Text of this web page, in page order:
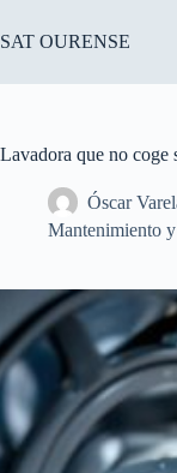
al
contenido
SAT OURENSE
Lavadora que no coge
Óscar
Mantenimiento